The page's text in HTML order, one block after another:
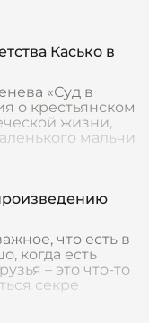
Касько в
«Суд в
о крестьянском
жизни,
мальчи
что есть в
когда есть
– это что-то
секре